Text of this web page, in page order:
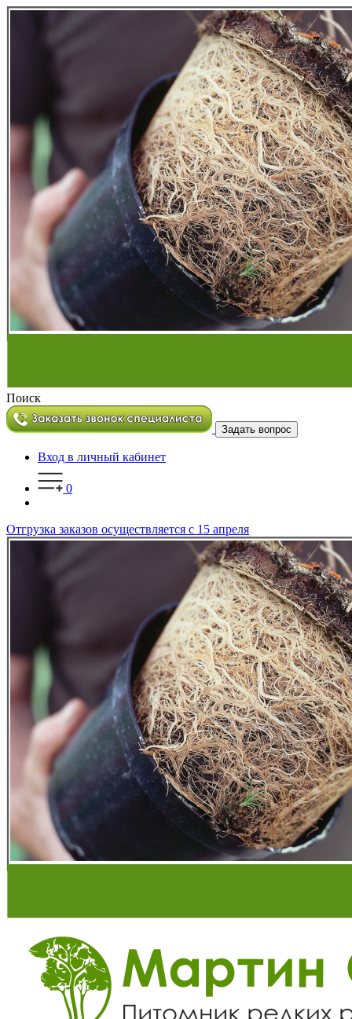
Поиск
Задать вопрос
Вход в личный кабинет
0
Отгрузка заказов осуществляется с 15 апреля